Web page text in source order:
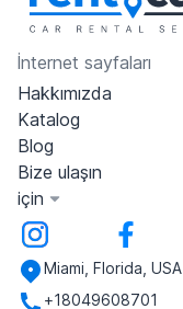
İnternet sayfaları
Hakkımızda
Katalog
Blog
Bize ulaşın
için
Miami, Florida, USA
+18049608701